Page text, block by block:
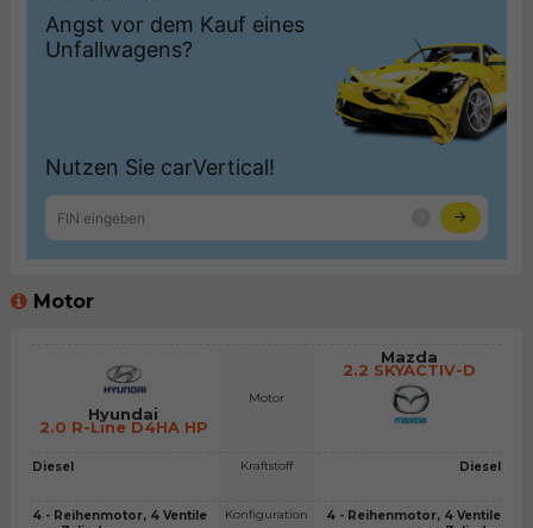
Motor
Hyundai
2.0 R-Line D4HA HP
Diesel
4 - Reihenmotor, 4 Ventile
Motor
Kraftstoff
Konfiguration
Mazda
2.2 SKYACTIV-D
Diesel
4 - Reihenmotor, 4 Ventile